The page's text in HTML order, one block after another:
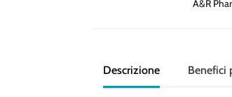
A&R
Descrizione Benefici